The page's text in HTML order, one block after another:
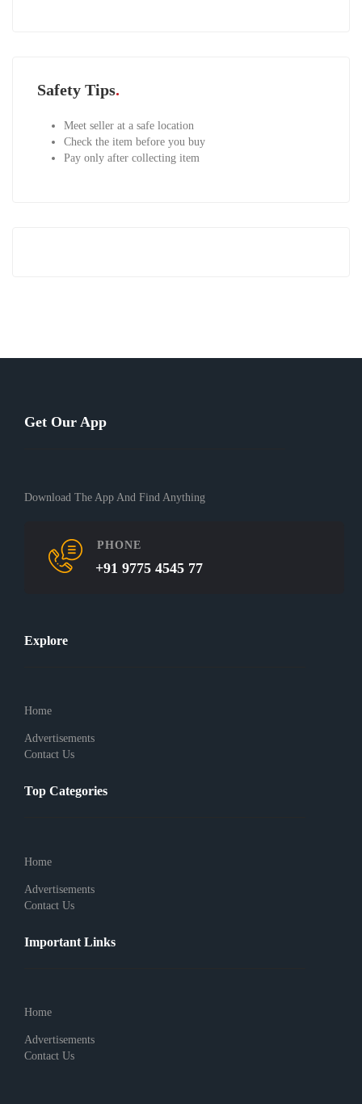
Safety Tips
Meet seller at a safe location
Check the item before you buy
Pay only after collecting item
Get Our App
Download The App And Find Anything
PHONE
+91 9775 4545 77
Explore
Home
Advertisements
Contact Us
Top Categories
Home
Advertisements
Contact Us
Important Links
Home
Advertisements
Contact Us